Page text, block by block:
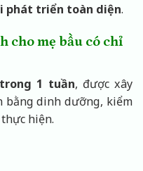
phát triển toàn diện.
cho mẹ bầu có chỉ
1 tuần, được xây
bằng dinh dưỡng, kiểm
hiện.